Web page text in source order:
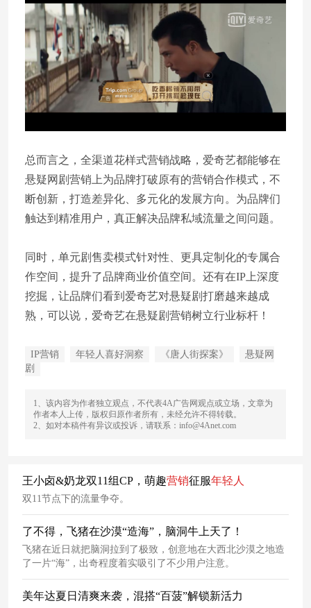
总而言之，全渠道花样式营销战略，爱奇艺都能够在
悬疑网剧营销上为品牌打破原有的营销合作模式，不
断创新，打造差异化、多元化的发展方向。为品牌们
触达到精准用户，真正解决品牌私域流量之间问题。
同时，单元剧售卖模式针对性、更具定制化的专属合
作空间，提升了品牌商业价值空间。还有在IP上深度
挖掘，让品牌们看到爱奇艺对悬疑剧打磨越来越成
熟，可以说，爱奇艺在悬疑剧营销树立行业标杆！
IP营销 年轻人喜好洞察 《唐人街探案》
悬疑网
剧
1、该内容为作者独立观点，不代表4A广告网观点或立场，文章为
作者本人上传，版权归原作者所有，未经允许不得转载。
2、如对本稿件有异议或投诉，请联系：info@4Anet.com
王小卤&奶龙双11组CP，萌趣营销征服年轻人
双11节点下的流量争夺。
了不得，飞猪在沙漠“造海”，脑洞牛上天了！
飞猪在近日就把脑洞拉到了极致，创意地在大西北沙漠之地造
了一片“海”，出奇程度着实吸引了不少用户注意。
美年达夏日清爽来袭，混搭“百菠”解锁新活力